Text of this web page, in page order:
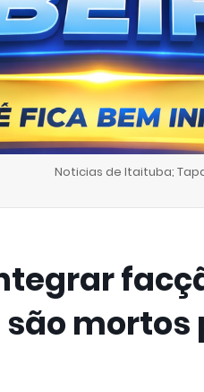
Noticias de Itaituba;
mortos